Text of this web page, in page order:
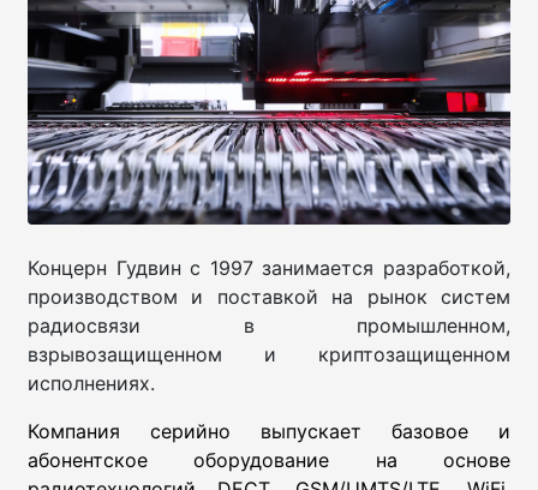
Концерн Гудвин с 1997 занимается разработкой,
производством и поставкой на рынок систем
радиосвязи в промышленном,
взрывозащищенном и криптозащищенном
исполнениях.
Компания серийно выпускает базовое и
абонентское оборудование на основе